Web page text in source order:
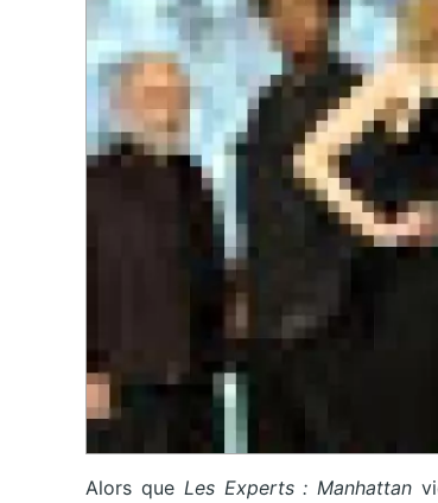
Alors que Les Experts : Manhattan